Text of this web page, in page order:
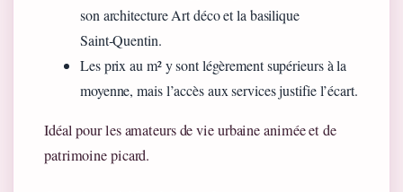
son architecture Art déco et la basilique
Saint‑Quentin.
Les prix au m² y sont légèrement supérieurs à la
moyenne, mais l’accès aux services justifie l’écart.
Idéal pour les amateurs de vie urbaine animée et de
patrimoine picard.